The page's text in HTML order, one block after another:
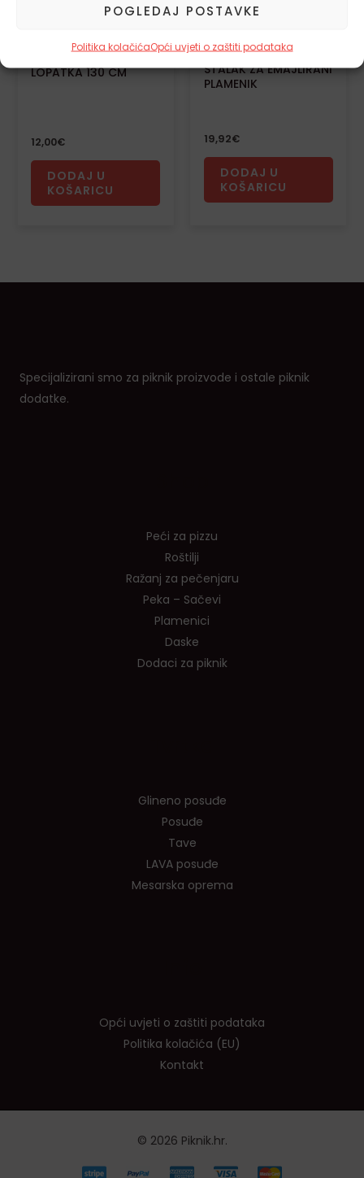
POGLEDAJ POSTAVKE
Politika kolačićaOpći uvjeti o zaštiti podataka
LOPATKA 130 CM
12,00€
DODAJ U
KOŠARICU
STALAK ZA EMAJLIRANI
PLAMENIK
19,92€
DODAJ U
KOŠARICU
Specijalizirani smo za piknik proizvode i ostale piknik
dodatke.
Peći za pizzu
Roštilji
Ražanj za pečenjaru
Peka – Sačevi
Plamenici
Daske
Dodaci za piknik
Glineno posuđe
Posuđe
Tave
LAVA posuđe
Mesarska oprema
Opći uvjeti o zaštiti podataka
Politika kolačića (EU)
Kontakt
© 2026 Piknik.hr.